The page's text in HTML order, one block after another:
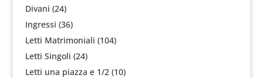
Divani (24)
Ingressi (36)
Letti Matrimoniali (104)
Letti Singoli (24)
Letti una piazza e 1/2 (10)